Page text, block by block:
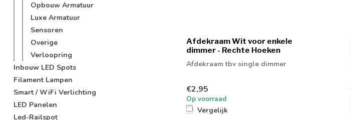
Opbouw Armatuur
Luxe Armatuur
Sensoren
Overige
Verloopring
Inbouw LED Spots
Filament Lampen
Smart / WiFi Verlichting
LED Panelen
Led-Railspot
Afdekraam Wit voor enkele
dimmer - Rechte Hoeken
Afdekraam tbv single dimmer
€2,95
Op voorraad
Vergelijk